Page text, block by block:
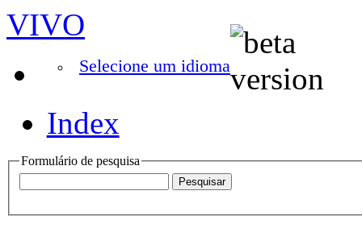
VIVO
Selecione um idioma
Index
Formulário de pesquisa